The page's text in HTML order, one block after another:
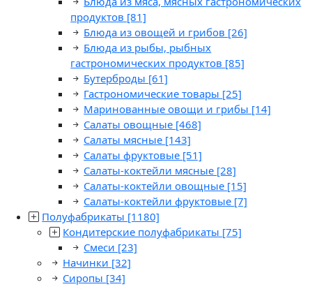
продуктов [81]
Блюда из овощей и грибов [26]
Блюда из рыбы, рыбных
гастрономических продуктов [85]
Бутерброды [61]
Гастрономические товары [25]
Маринованные овощи и грибы [14]
Салаты овощные [468]
Салаты мясные [143]
Салаты фруктовые [51]
Салаты-коктейли мясные [28]
Салаты-коктейли овощные [15]
Салаты-коктейли фруктовые [7]
Полуфабрикаты [1180]
Кондитерские полуфабрикаты [75]
Смеси [23]
Начинки [32]
Сиропы [34]